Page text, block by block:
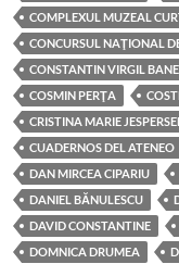
COMPLEXUL MUZEAL
CONCURSUL NAŢIONAL
CONSTANTIN VIRGIL
COSMIN PERŢA
CRISTINA MARIE
CUADERNOS DEL ATENEO
DAN MIRCEA CIPARIU
DANIEL BĂNULESCU
DAVID CONSTANTINE
DOMNICA DRUMEA